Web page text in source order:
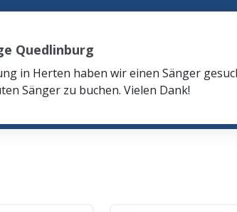
Quedlinburg
in Herten haben wir einen Sänger
Sänger zu buchen. Vielen Dank!